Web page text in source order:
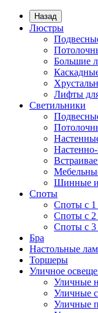
Назад
Люстры
Большие
Лифты
Светильники
Шинные и
Споты
Споты с
Споты с
Споты с 3
Бра
Настольные
Торшеры
Уличное
Уличные
Уличные
Уличные